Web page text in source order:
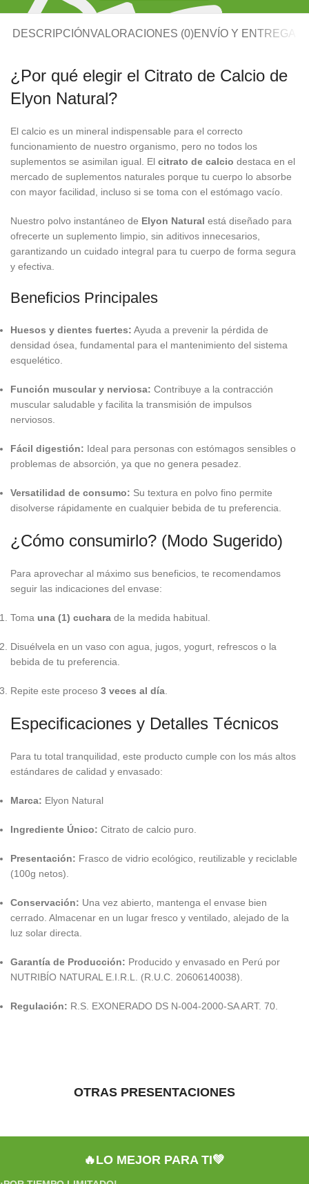
DESCRIPCIÓNVALORACIONES (0)ENVÍO Y ENTREGA
¿Por qué elegir el Citrato de Calcio de
Elyon Natural?
El calcio es un mineral indispensable para el correcto
funcionamiento de nuestro organismo, pero no todos los
suplementos se asimilan igual. El citrato de calcio destaca en el
mercado de suplementos naturales porque tu cuerpo lo absorbe
con mayor facilidad, incluso si se toma con el estómago vacío.
Nuestro polvo instantáneo de Elyon Natural está diseñado para
ofrecerte un suplemento limpio, sin aditivos innecesarios,
garantizando un cuidado integral para tu cuerpo de forma segura
y efectiva.
Beneficios Principales
Huesos y dientes fuertes: Ayuda a prevenir la pérdida de
densidad ósea, fundamental para el mantenimiento del sistema
esquelético.
Función muscular y nerviosa: Contribuye a la contracción
muscular saludable y facilita la transmisión de impulsos
nerviosos.
Fácil digestión: Ideal para personas con estómagos sensibles o
problemas de absorción, ya que no genera pesadez.
Versatilidad de consumo: Su textura en polvo fino permite
disolverse rápidamente en cualquier bebida de tu preferencia.
¿Cómo consumirlo? (Modo Sugerido)
Para aprovechar al máximo sus beneficios, te recomendamos
seguir las indicaciones del envase:
Toma una (1) cuchara de la medida habitual.
Disuélvela en un vaso con agua, jugos, yogurt, refrescos o la
bebida de tu preferencia.
Repite este proceso 3 veces al día
Especificaciones y Detalles Técnicos
Para tu total tranquilidad, este producto cumple con los más altos
estándares de calidad y envasado:
Marca: Elyon Natural
Ingrediente Único: Citrato de calcio puro.
Presentación: Frasco de vidrio ecológico, reutilizable y reciclable
(100g netos).
Conservación: Una vez abierto, mantenga el envase bien
cerrado. Almacenar en un lugar fresco y ventilado, alejado de la
luz solar directa.
Garantía de Producción: Producido y envasado en Perú por
NUTRIBÍO NATURAL E.I.R.L. (R.U.C. 20606140038).
Regulación: R.S. EXONERADO DS N-004-2000-SA ART. 70.
OTRAS PRESENTACIONES
🔥LO MEJOR PARA TI💚